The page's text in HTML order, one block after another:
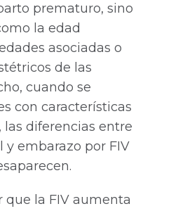
prematuro, sino
la edad
asociadas o
de las
cuando se
con características
las diferencias entre
y embarazo por FIV
que la FIV aumenta